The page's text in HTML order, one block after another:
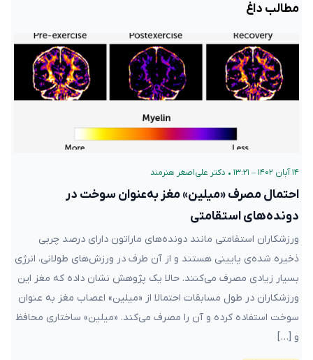
مطالب داغ
۱۴ آبان ۱۴۰۲ – ۱۳:۲۱ • دکتر علی‌اصغر هنرمند
احتمال مصرف «میلین» مغز به‌عنوان سوخت در
دونده‌های استقامتی
ورزشکاران استقامتی مانند دونده‌های ماراتون دارای درصد چربی
ذخیره شده‌ی پایینی هستند و از آن طرف در ورزش‌های طولانی، انرژی
بسیار زیادی مصرف می‌کنند. حالا یک پژوهش نشان داده که مغز این
ورزشکاران در طول مسابقات احتمالا از «میلین» اعصاب مغز به عنوان
سوخت استفاده کرده و آن را مصرف می‌کند. «میلین» ساختاری محافظ
و […]